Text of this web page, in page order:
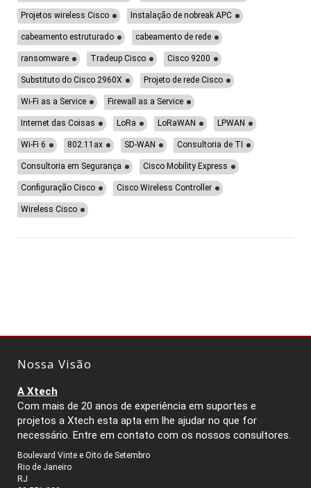
Projetos wireless Cisco Instalação de nobreak APC
cabeamento estruturado cabeamento de rede
ransomware Tradeup Cisco Cisco 9200
Substituto do Cisco 2960X Projeto de rede Cisco
Wi-Fi as a Service Firewall as a Service
Internet das Coisas LoRa LoRaWAN LPWAN
Wi-Fi 6 802.11ax SD-WAN Consultoria de TI
Consultoria em Segurança Cisco Mobility Express
Configuração Cisco Cisco Wireless Controller
Wireless Cisco
Nossa Visão
A Xtech
Com mais de 20 anos de experiência em suportes e
projetos a Xtech esta apta em lhe ajudar no que for
necessário. Entre em contato com os nossos consultores.
Boulevard Vinte e Oito de Setembro
Rio de Janeiro
RJ